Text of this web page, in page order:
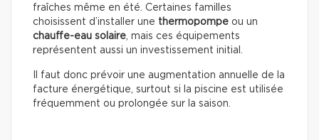
fraîches même en été. Certaines familles
choisissent d’installer une thermopompe ou un
chauffe-eau solaire, mais ces équipements
représentent aussi un investissement initial.
Il faut donc prévoir une augmentation annuelle de la
facture énergétique, surtout si la piscine est utilisée
fréquemment ou prolongée sur la saison.